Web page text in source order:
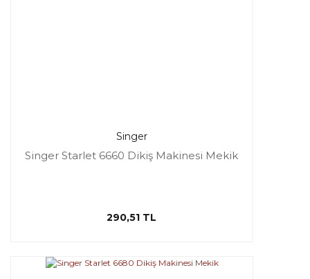
Singer
Singer Starlet 6660 Dikiş Makinesi Mekik
290,51 TL